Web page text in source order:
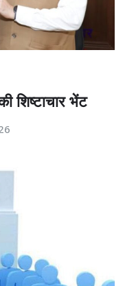
शिष्टाचार भेंट